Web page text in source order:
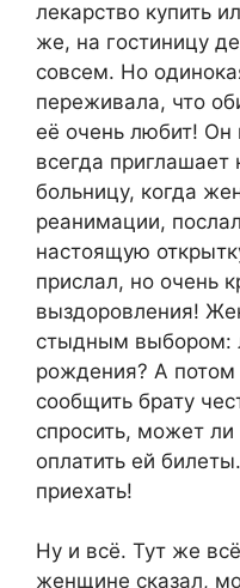
лекарство купить
же, на гостиницу
совсем. Но
переживала, что
её очень любит! Он
всегда
больницу, когда
реанимации,
настоящую
прислал, но очень
выздоровления!
стыдным выбором:
рождения? А потом
сообщить брату
спросить, может ли
оплатить ей
приехать!
Ну и всё. Тут же
женщине сказал,